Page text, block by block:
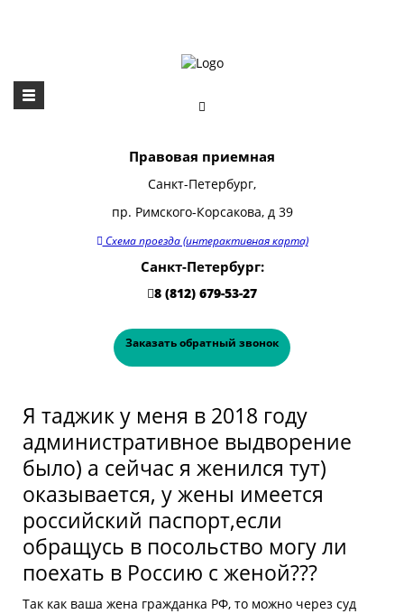
Правовая приемная
Санкт-Петербург,
пр. Римского-Корсакова, д 39
Схема проезда (интерактивная карта)
Санкт-Петербург:
8 (812) 679-53-27
Заказать обратный звонок
Я таджик у меня в 2018 году
административное выдворение
было) а сейчас я женился тут)
оказывается, у жены имеется
российский паспорт,если
обращусь в посольство могу ли
поехать в Россию с женой???
Так как ваша жена гражданка РФ, то можно через суд